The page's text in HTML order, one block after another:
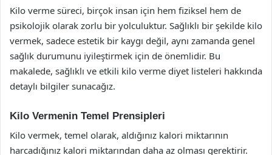
Kilo verme süreci, birçok insan için hem fiziksel hem de
psikolojik olarak zorlu bir yolculuktur. Sağlıklı bir şekilde kilo
vermek, sadece estetik bir kaygı değil, aynı zamanda genel
sağlık durumunu iyileştirmek için de önemlidir. Bu
makalede, sağlıklı ve etkili kilo verme diyet listeleri hakkında
detaylı bilgiler sunacağız.
Kilo Vermenin Temel Prensipleri
Kilo vermek, temel olarak, aldığınız kalori miktarının
harcadığınız kalori miktarından daha az olması gerektirir.